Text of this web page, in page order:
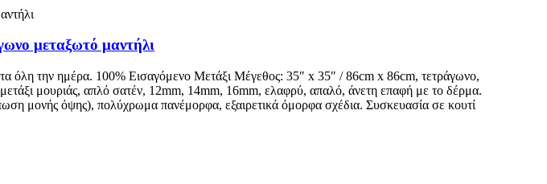
μεταξωτό μαντήλι
όλη την ημέρα. 100% Εισαγόμενο Μετάξι Μέγεθος: 35″ x 35″ / 86cm x 86cm, τετράγωνο,
μουριάς, απλό σατέν, 12mm, 14mm, 16mm, ελαφρύ, απαλό, άνετη επαφή με το δέρμα.
μονής όψης), πολύχρωμα πανέμορφα, εξαιρετικά όμορφα σχέδια. Συσκευασία σε κουτί